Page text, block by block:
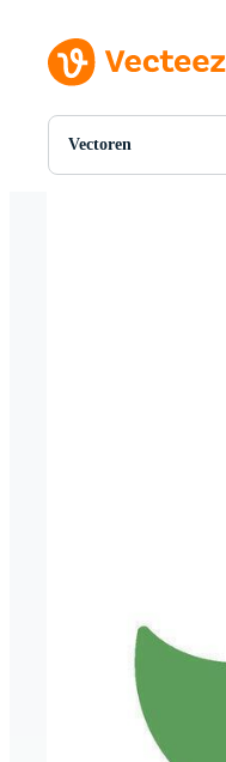
Vectoren
Alle Afbeeldingen